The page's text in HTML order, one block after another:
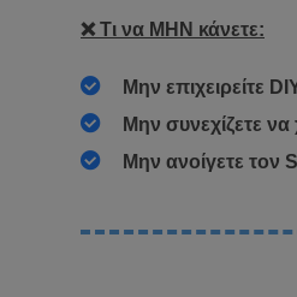
❌ Τι να ΜΗΝ κάνετε:
Μην επιχειρείτε
Μην συνεχίζετε να
Μην ανοίγετε τον